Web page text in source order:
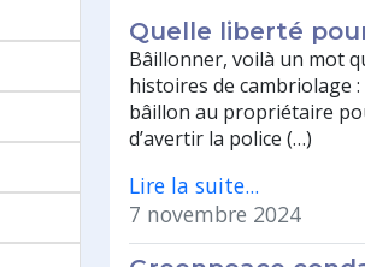
Quelle liberté
Bâillonner, voilà un mot
histoires de cambriolage
bâillon au propriétaire
d’avertir la police (…)
Lire la suite...
7 novembre 2024